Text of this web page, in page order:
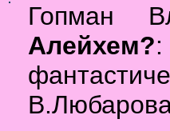
Гопман
Алейхем?